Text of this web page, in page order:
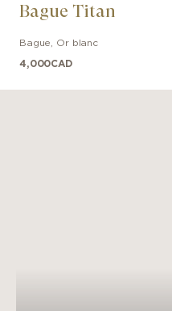
Bague Titan
Bague Or blanc
4,000CAD